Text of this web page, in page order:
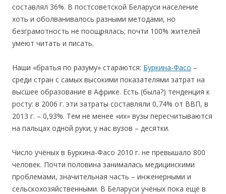
составлял 36%. В постсоветской Беларуси население
хоть и оболванивалось разными методами, но
безграмотность не поощрялась; почти 100% жителей
умеют читать и писать.
Наши «братья по разуму» стараются: Буркина-Фасо –
среди стран с самых высокими показателями затрат на
высшее образование в Африке. Есть (была?) тенденция к
росту: в 2006 г. эти затраты составляли 0,74% от ВВП, в
2013 г. – 0,93%. Тем не менее «их» вузы пересчитываются
на пальцах одной руки; у нас вузов – десятки.
Число учёных в Буркина-Фасо 2010 г. не превышало 800
человек. Почти половина занималась медицинскими
проблемами, значительная часть – инженерными и
сельскохозяйственными. В Беларуси учёных пока ещё в